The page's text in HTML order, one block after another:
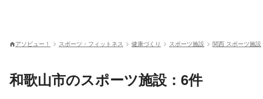
アソビュー！ スポーツ・フィットネス 健康づくり スポーツ施設 関西 スポーツ施設
和歌山市のスポーツ施設：6件